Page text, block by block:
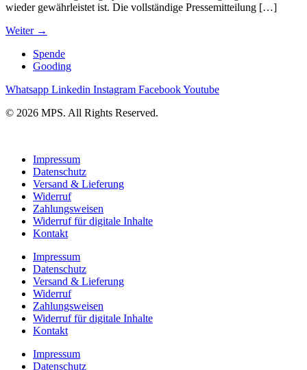
wieder gewährleistet ist. Die vollständige Pressemitteilung […]
Weiter →
Spende
Gooding
Whatsapp Linkedin Instagram FacebookYoutube
© 2026 MPS. All Rights Reserved.
Impressum
Datenschutz
Versand & Lieferung
Widerruf
Zahlungsweisen
Widerruf für digitale Inhalte
Kontakt
Impressum
Datenschutz
Versand & Lieferung
Widerruf
Zahlungsweisen
Widerruf für digitale Inhalte
Kontakt
Impressum
Datenschutz